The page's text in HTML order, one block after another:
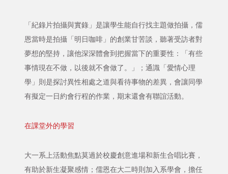
「紀錄片拍攝與實錄」是讓學生能自行找主題做拍攝，儒
恩當時是拍攝「明日咖啡」的創業甘苦談，聽著受訪者對
夢想的堅持，讓他深深體會到把握當下的重要性：「有些
事情現在不做，以後就不會做了。」；通識「愛情心理
學」則是探討異性相處之道與看待事物的差異，會讓同學
有擬定一日約會行程的作業，期末還會有聯誼活動。
在課堂外的學習
大一系上活動焦點莫過於校慶創意進場和新生合唱比賽，
有助於新生凝聚感情；儒恩在大二時則加入系學會，擔任